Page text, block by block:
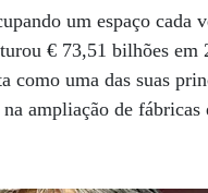
um espaço cada
€ 73,51 bilhões
como uma das suas
ampliação de